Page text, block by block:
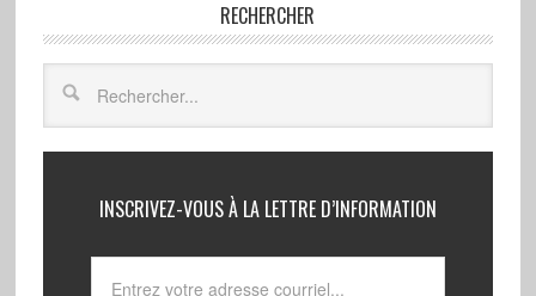
RECHERCHER
INSCRIVEZ-VOUS À LA LETTRE D’INFORMATION